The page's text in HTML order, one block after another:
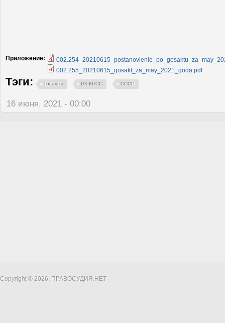
Приложение:
002.255_20210615_gosakt_za_may_2021_goda.pdf
Тэги: Госакты ЦК КПСС СССР
16 июня, 2021 - 00:00
Copyright © 2026, ПРАВОСУДИЯ.НЕТ